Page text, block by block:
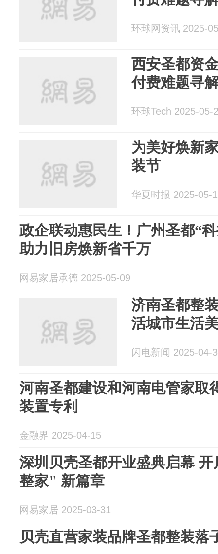
环球网资讯 2025-
西安圣都资
付费难题寻
环球Tech 2025-05-
为美好焕新
装节
华夏时报 2025-05-
政企联动惠民生！广州圣都“
助力旧房焕新省千万
网易家居承德 2025-05-09
济南圣都整
活城市生活
闪电新闻 2025-04-
河南圣都建设和河南电管家取
装置专利
金融界 2025-04-15
深圳贝壳圣都开业盛典启幕
整家" 新篇章
网易家居 2025-03-31
贝壳直营家装品牌圣都整装落